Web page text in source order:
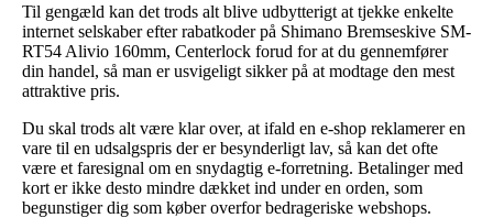
Til gengæld kan det trods alt blive udbytterigt at tjekke enkelte
internet selskaber efter rabatkoder på Shimano Bremseskive SM-
RT54 Alivio 160mm, Centerlock forud for at du gennemfører
din handel, så man er usvigeligt sikker på at modtage den mest
attraktive pris.
Du skal trods alt være klar over, at ifald en e-shop reklamerer en
vare til en udsalgspris der er besynderligt lav, så kan det ofte
være et faresignal om en snydagtig e-forretning. Betalinger med
kort er ikke desto mindre dækket ind under en orden, som
begunstiger dig som køber overfor bedrageriske webshops.